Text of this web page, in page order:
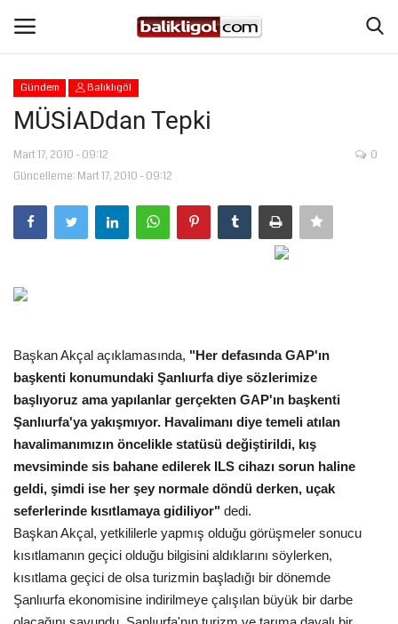
Giriş Yap
Anasayfa
Köşe Yazıları
Eğitim
Spor
Gündem
Tekno Bilim
Ekonomi
Galeriler
Siyaset
Gündem Balıklıgöl
MÜSİADdan Tepki
Mart 17, 2010 - 09:12
Güncelleme: Mart 17, 2010 - 09:12
0
Başkan Akçal açıklamasında, "Her defasında GAP'ın
başkenti konumundaki Şanlıurfa diye sözlerimize
başlıyoruz ama yapılanlar gerçekten GAP'ın başkenti
Şanlıurfa'ya yakışmıyor. Havalimanı diye temeli atılan
havalimanımızın öncelikle statüsü değiştirildi, kış
mevsiminde sis bahane edilerek ILS cihazı sorun haline
geldi, şimdi ise her şey normale döndü derken, uçak
seferlerinde kısıtlamaya gidiliyor" dedi.
Başkan Akçal, yetkililerle yapmış olduğu görüşmeler sonucu
kısıtlamanın geçici olduğu bilgisini aldıklarını söylerken,
kısıtlama geçici de olsa turizmin başladığı bir dönemde
Şanlıurfa ekonomisine indirilmeye çalışılan büyük bir darbe